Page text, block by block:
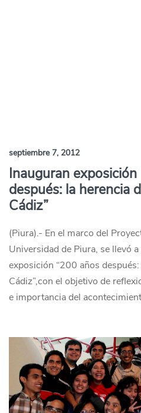
septiembre 7, 2012
Inauguran
después: la herencia
Cádiz”
(Piura).- En el marco del
Universidad de Piura, se llevó
exposición “200 años
Cádiz”,con el objetivo de
e importancia del